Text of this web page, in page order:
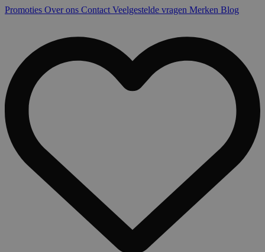
Promoties Over ons Contact Veelgestelde vragen Merken Blog